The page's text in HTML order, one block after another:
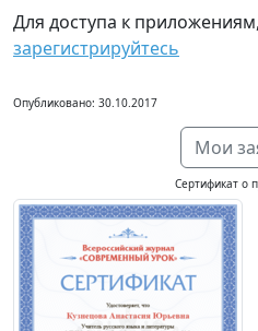
Для доступа к приложениям,
зарегистрируйтесь
Опубликовано: 30.10.2017
Мои
Сертификат о